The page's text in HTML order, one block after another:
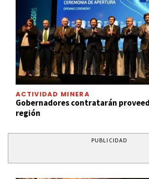
ACTIVIDAD MINERA
Gobernadores contratarán
región
PUBLICIDAD